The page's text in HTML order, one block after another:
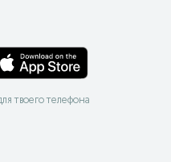
твоего телефона